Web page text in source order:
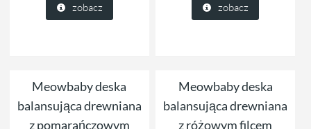
zobacz zobacz
Meowbaby deska
balansująca drewniana
z pomarańczowym
Meowbaby deska
balansująca drewniana
z różowym filcem